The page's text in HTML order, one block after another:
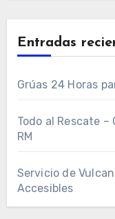
Entradas
Grúas 24 Horas
Todo al Rescate –
RM
Servicio de
Accesibles